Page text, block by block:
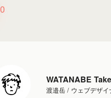
0
WATANABE
渡邉岳 / ウェブデザイ